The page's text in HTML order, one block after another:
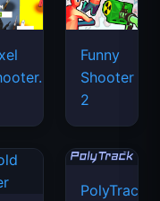
Funny
Shooter
2
PolyTrack